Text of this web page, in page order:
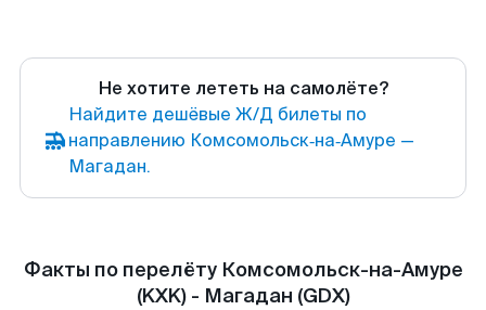
Не хотите лететь на самолёте?
Найдите дешёвые Ж/Д билеты по
направлению Комсомольск‑на‑Амуре —
Магадан.
Факты по перелёту Комсомольск-на-Амуре
(KXK) - Магадан (GDX)